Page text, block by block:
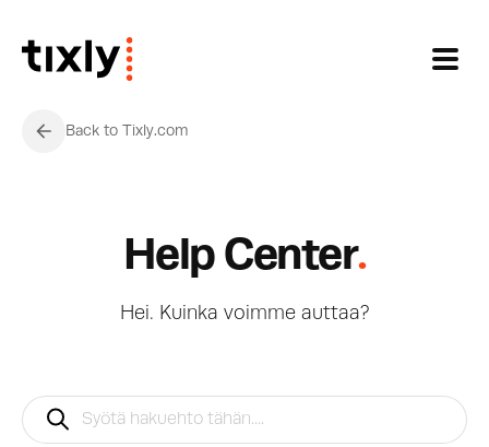
Back to Tixly.com
Help Center.
Hei. Kuinka voimme auttaa?